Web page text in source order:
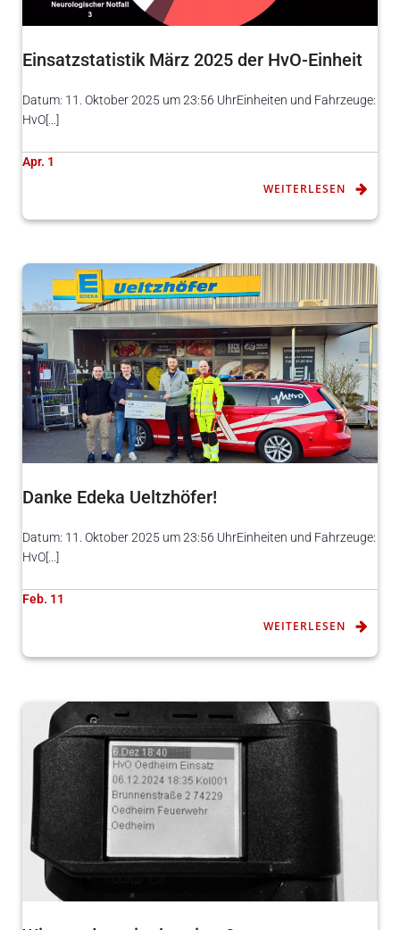
Einsatzstatistik März 2025 der HvO-Einheit
Datum: 11. Oktober 2025 um 23:56 UhrEinheiten und Fahrzeuge:
HvO[…]
Apr. 1
WEITERLESEN
Danke Edeka Ueltzhöfer!
Datum: 11. Oktober 2025 um 23:56 UhrEinheiten und Fahrzeuge:
HvO[…]
Feb. 11
WEITERLESEN